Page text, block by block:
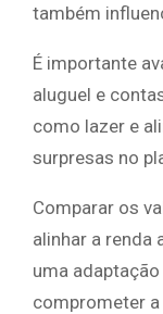
também
É importante
aluguel e
como lazer e
surpresas no
Comparar os
alinhar a renda
uma
comprometer